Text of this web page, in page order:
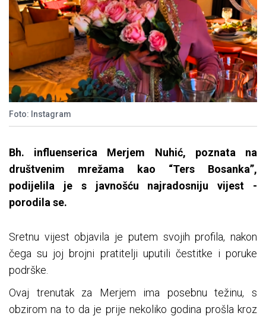
Foto: Instagram
Bh. influenserica Merjem Nuhić, poznata na
društvenim mrežama kao “Ters Bosanka”,
podijelila je s javnošću najradosniju vijest -
porodila se.
Sretnu vijest objavila je putem svojih profila, nakon
čega su joj brojni pratitelji uputili čestitke i poruke
podrške.
Ovaj trenutak za Merjem ima posebnu težinu, s
obzirom na to da je prije nekoliko godina prošla kroz